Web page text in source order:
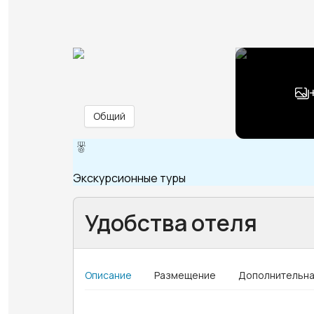
Общий
Экскурсионные туры
Удобства отеля
Описание Размещение